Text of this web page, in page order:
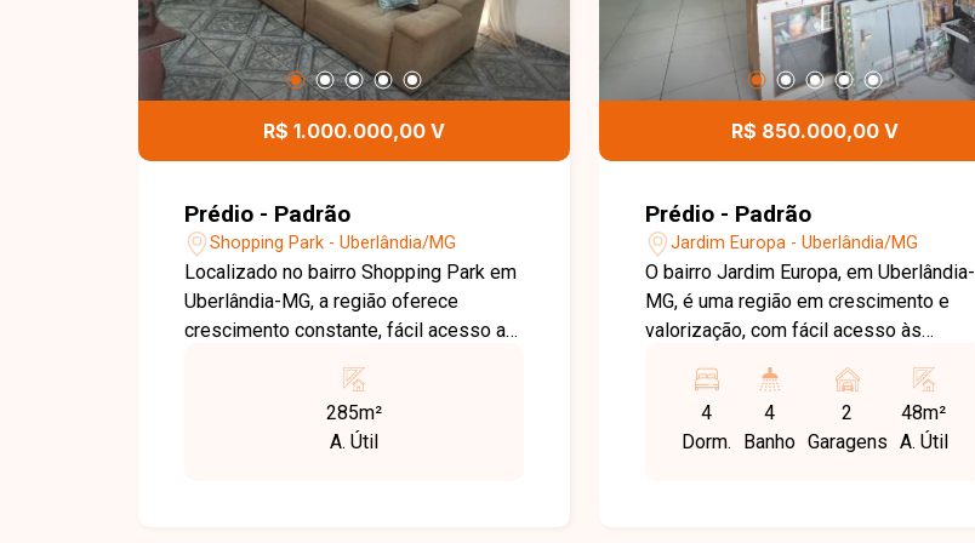
possibilidade de moradia e renda no
mesmo local, entre em contato agora
mesmo e não perca a chance de
R$ 1.000.000,00 V
Prédio - Padrão
Shopping Park - Uberlândia/MG
Localizado no bairro Shopping Park em
Uberlândia-MG, a região oferece
crescimento constante, fácil acesso a
comércios e serviços, sendo uma
excelente opção para investimento. O
prédio possui aproximadamente 285
285m²
A. Útil
R$ 850.000,00 V
Prédio - Padrão
Jardim Europa - Uberlândia/MG
O bairro Jardim Europa, em Uberlândia-
MG, é uma região em crescimento e
valorização, com fácil acesso às
com comércios e serviços, ideal tanto
para moradia quanto para investimento.
Apartamento com aproximadamente
4
Dorm.
4
Banho
2
Garagens
48m²
A. Útil